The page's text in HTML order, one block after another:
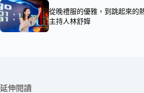
從晚禮服的優雅，到跳起來的
主持人林舒嬅
延伸閱讀